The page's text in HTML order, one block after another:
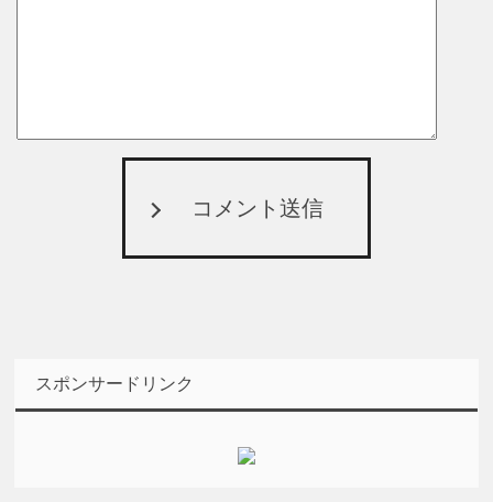
コメント送信
スポンサードリンク